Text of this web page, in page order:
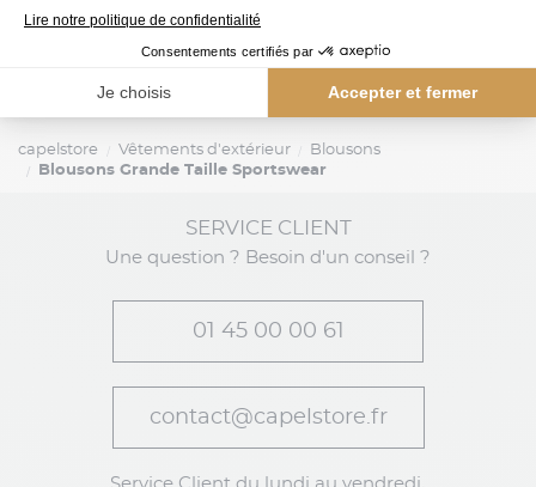
capelstore Vêtements d'extérieur
Blousons
Blousons Grande Taille Sportswear
SERVICE CLIENT
Une question ? Besoin d'un conseil ?
01 45 00 00 61
contact@capelstore.fr